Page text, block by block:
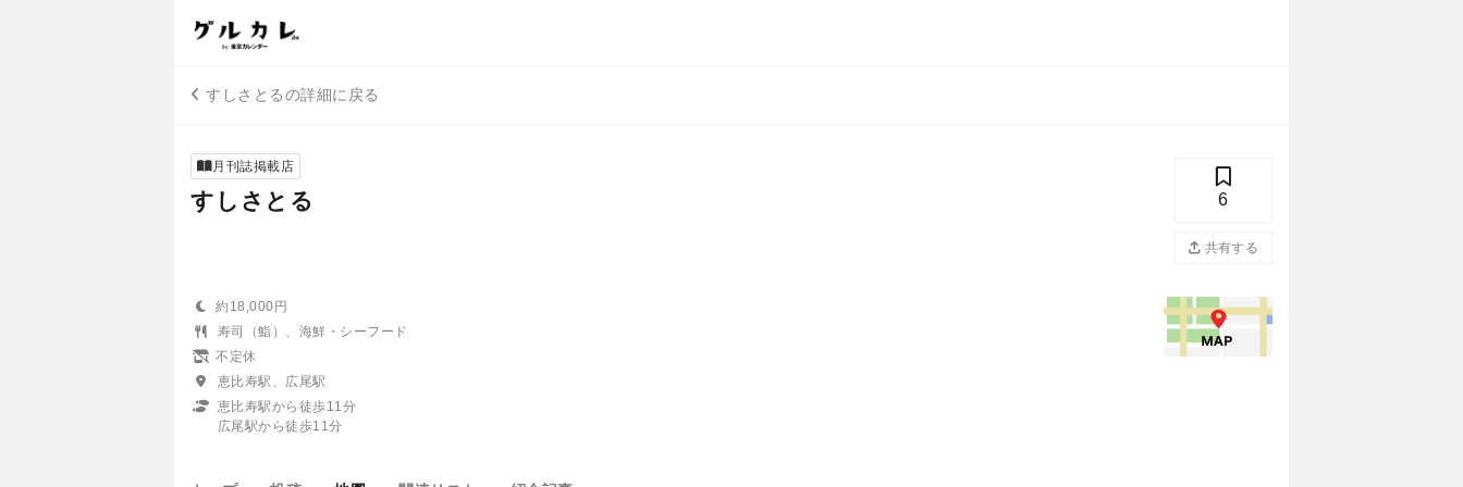
すしさとるの詳細に戻る
月刊誌掲載店
すしさとる 6
共有する
約18,000円
寿司（鮨）、海鮮・シーフード
不定休
恵比寿駅、広尾駅
恵比寿駅から徒歩11分
広尾駅から徒歩11分